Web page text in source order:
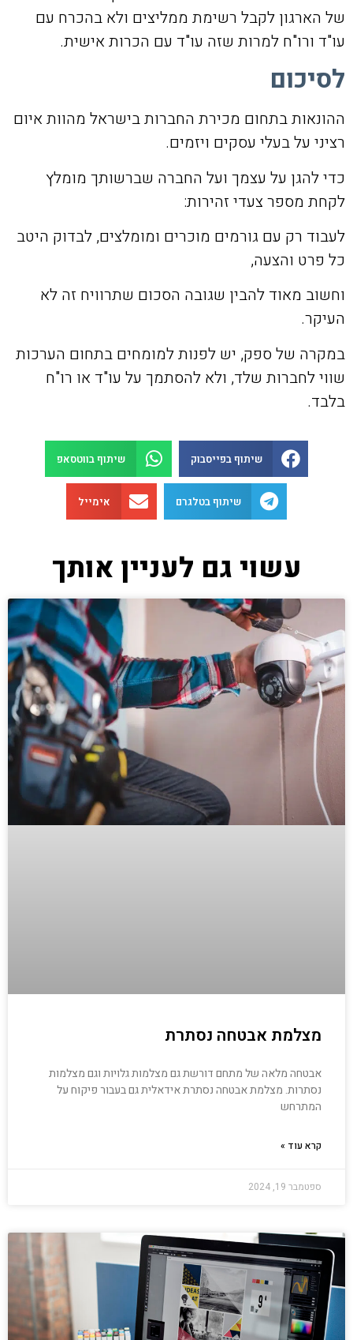
של הארגון לקבל רשימת ממליצים ולא בהכרח עם
עו"ד ורו"ח למרות שזה עו"ד עם הכרות אישית.
לסיכום
ההונאות בתחום מכירת החברות בישראל מהוות איום
רציני על בעלי עסקים ויזמים.
כדי להגן על עצמך ועל החברה שברשותך מומלץ
לקחת מספר צעדי זהירות:
לעבוד רק עם גורמים מוכרים ומומלצים, לבדוק היטב
כל פרט והצעה,
וחשוב מאוד להבין שגובה הסכום שתרוויח זה לא
העיקר.
במקרה של ספק, יש לפנות למומחים בתחום הערכות
שווי לחברות שלד, ולא להסתמך על עו"ד או רו"ח
בלבד.
שיתוף בפייסבוק שיתוף בווטסאפ
שיתוף בטלגרם אימייל
עשוי גם לעניין אותך
מצלמת אבטחה נסתרת
אבטחה מלאה של מתחם דורשת גם מצלמות גלויות וגם מצלמות
נסתרות. מצלמת אבטחה נסתרת אידאלית גם בעבור פיקוח על
המתרחש
קרא עוד »
ספטמבר 19, 2024